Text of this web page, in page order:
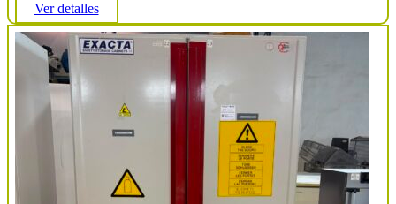
Ver detalles